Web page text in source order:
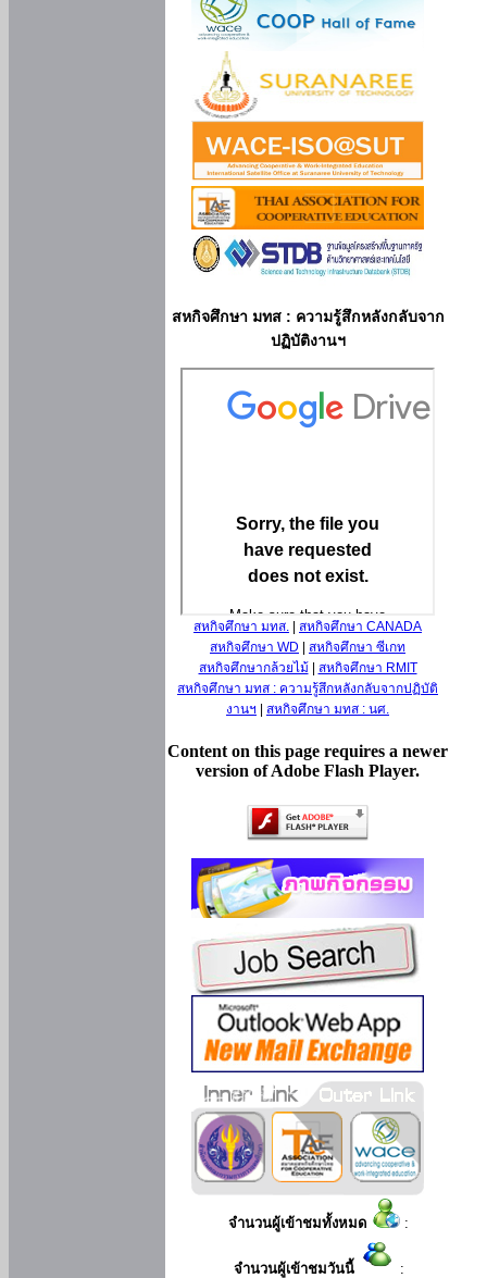
สหกิจศึกษา มทส : ความรู้สึกหลังกลับจาก
ปฏิบัติงานฯ
สหกิจศึกษา มทส.
สหกิจศึกษา CANADA
สหกิจศึกษา WD
สหกิจศึกษา ซีเกท
สหกิจศึกษากล้วยไม้
สหกิจศึกษา RMIT
สหกิจศึกษา มทส : ความรู้สึกหลังกลับจากปฏิบัติ
งานฯ
สหกิจศึกษา มทส : นศ.
Content on this page requires a newer
version of Adobe Flash Player.
จำนวนผู้เข้าชมทั้งหมด :
จำนวนผู้เข้าชมวันนี้ :